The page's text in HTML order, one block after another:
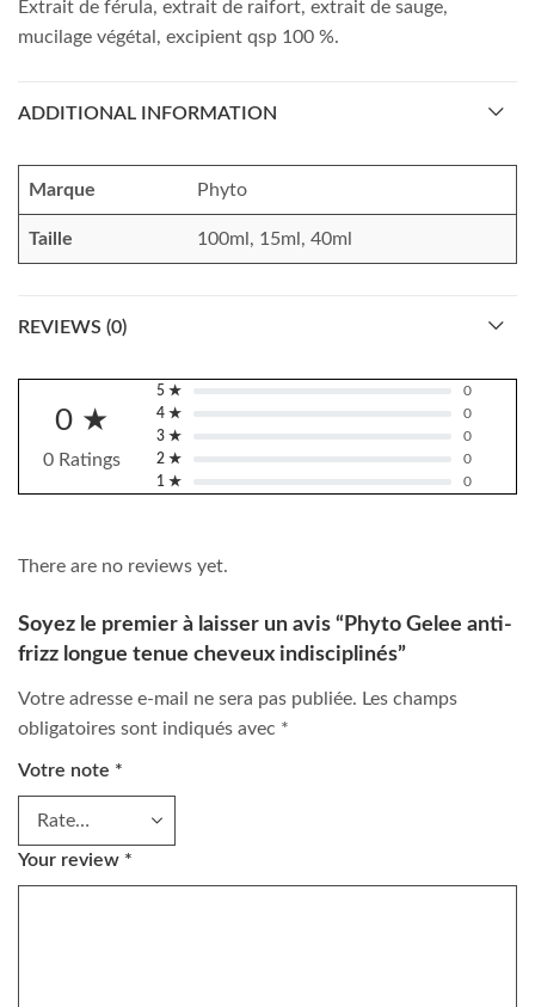
Extrait de férula, extrait de raifort, extrait de sauge,
mucilage végétal, excipient qsp 100 %.
ADDITIONAL INFORMATION
Marque Phyto
Taille 100ml, 15ml, 40ml
REVIEWS (0)
0 ★
0 Ratings
5 ★
0
4 ★
0
3 ★
0
2 ★
0
1 ★
0
There are no reviews yet.
Soyez le premier à laisser un avis “Phyto Gelee anti-
frizz longue tenue cheveux indisciplinés”
Votre adresse e-mail ne sera pas publiée. Les champs
obligatoires sont indiqués avec *
Votre note *
Your review *